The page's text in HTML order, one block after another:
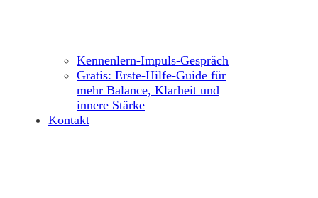
Kennenlern-Impuls-Gespräch
Gratis: Erste-Hilfe-Guide für
mehr Balance, Klarheit und
innere Stärke
Kontakt